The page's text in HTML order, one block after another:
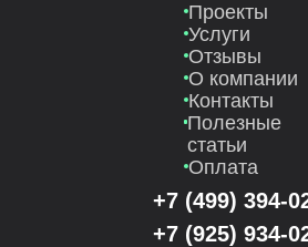
Проекты
Услуги
Отзывы
О компании
Контакты
Полезные
статьи
Оплата
+7 (499) 394-
+7 (925) 934-